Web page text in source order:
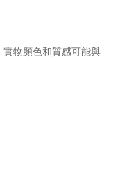
物顏色和質感可能與